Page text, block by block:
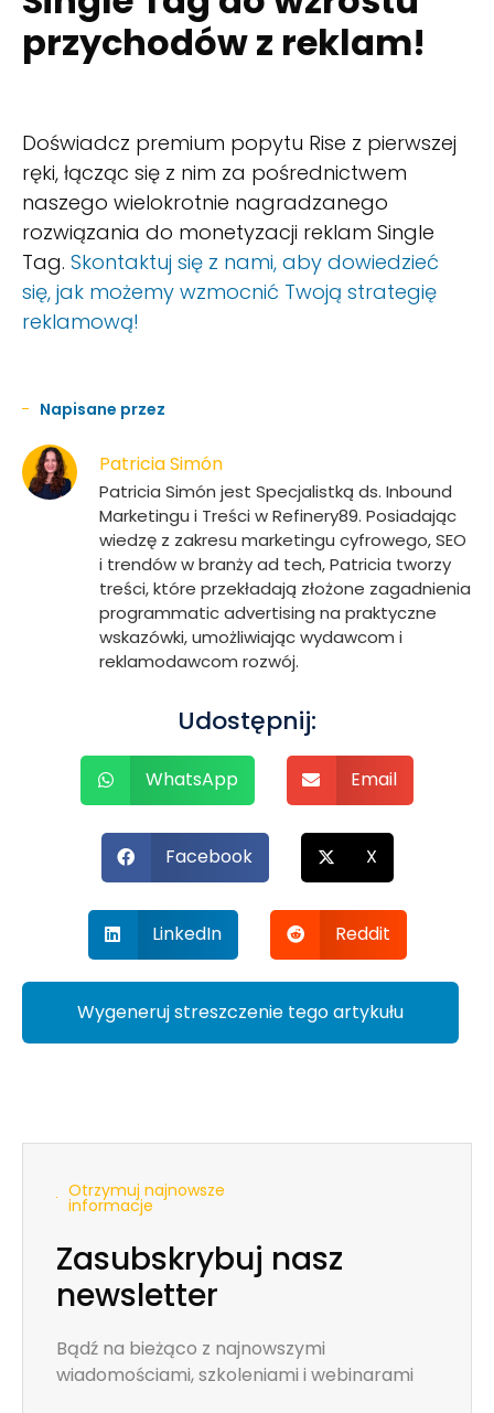
przychodów z reklam!
Doświadcz premium popytu Rise z pierwszej
ręki, łącząc się z nim za pośrednictwem
naszego wielokrotnie nagradzanego
rozwiązania do monetyzacji reklam Single
Tag. Skontaktuj się z nami, aby dowiedzieć
się, jak możemy wzmocnić Twoją strategię
reklamową!
Napisane przez
Patricia Simón
Patricia Simón jest Specjalistką ds. Inbound
Marketingu i Treści w Refinery89. Posiadając
wiedzę z zakresu marketingu cyfrowego, SEO
i trendów w branży ad tech, Patricia tworzy
treści, które przekładają złożone zagadnienia
programmatic advertising na praktyczne
wskazówki, umożliwiając wydawcom i
reklamodawcom rozwój.
Udostępnij:
WhatsApp Email
Facebook X
LinkedIn Reddit
Wygeneruj streszczenie tego artykułu
Otrzymuj najnowsze
informacje
Zasubskrybuj nasz
newsletter
Bądź na bieżąco z najnowszymi
wiadomościami, szkoleniami i webinarami